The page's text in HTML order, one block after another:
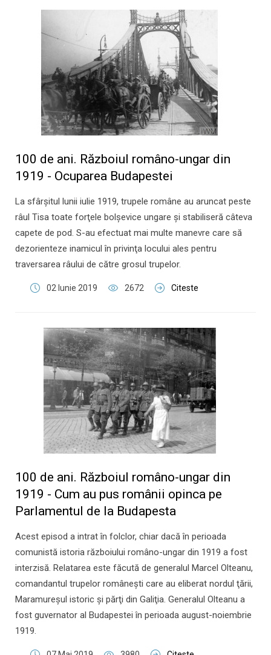
100 de ani. Războiul româno-ungar din
1919 - Ocuparea Budapestei
La sfârşitul lunii iulie 1919, trupele române au aruncat peste
râul Tisa toate forţele bolşevice ungare şi stabiliseră câteva
capete de pod. S-au efectuat mai multe manevre care să
dezorienteze inamicul în privinţa locului ales pentru
traversarea râului de către grosul trupelor.
02 Iunie 2019 2672 Citeste
100 de ani. Războiul româno-ungar din
1919 - Cum au pus românii opinca pe
Parlamentul de la Budapesta
Acest episod a intrat în folclor, chiar dacă în perioada
comunistă istoria războiului româno-ungar din 1919 a fost
interzisă. Relatarea este făcută de generalul Marcel Olteanu,
comandantul trupelor româneşti care au eliberat nordul ţării,
Maramureşul istoric şi părţi din Galiţia. Generalul Olteanu a
fost guvernator al Budapestei în perioada august-noiembrie
1919.